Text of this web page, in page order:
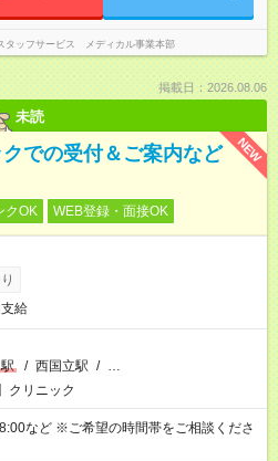
タッフサービス メディカル事業本部
掲載日：2026.08.06
未読
NEW
クでの受付＆ご案内など
クOK WEB登録・面接OK
給
/ 西国立駅 / …
クリニック
など ※ご希望の時間帯をご相談くださ